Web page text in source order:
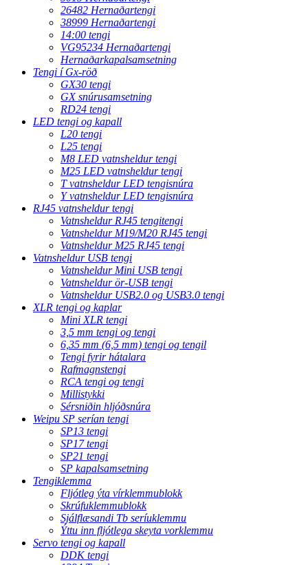
26482 Hernaðartengi
38999 Hernaðartengi
14:00 tengi
VG95234 Hernaðartengi
Hernaðarkapalsamsetning
Tengi í Gx-röð
GX30 tengi
GX snúrusamsetning
RD24 tengi
LED tengi og kapall
L20 tengi
L25 tengi
M8 LED vatnsheldur tengi
M25 LED vatnsheldur tengi
T vatnsheldur LED tengisnúra
Y vatnsheldur LED tengisnúra
RJ45 vatnsheldur tengi
Vatnsheldur RJ45 tengitengi
Vatnsheldur M19/M20 RJ45 tengi
Vatnsheldur M25 RJ45 tengi
Vatnsheldur USB tengi
Vatnsheldur Mini USB tengi
Vatnsheldur ör-USB tengi
Vatnsheldur USB2.0 og USB3.0 tengi
XLR tengi og kaplar
Mini XLR tengi
3,5 mm tengi og tengi
6,35 mm (6,5 mm) tengi og tengil
Tengi fyrir hátalara
Rafmagnstengi
RCA tengi og tengi
Millistykki
Sérsniðin hljóðsnúra
Weipu SP serían tengi
SP13 tengi
SP17 tengi
SP21 tengi
SP kapalsamsetning
Tengiklemma
Fljótleg ýta vírklemmublokk
Skrúfuklemmublokk
Sjálflæsandi Tb seríuklemmu
Ýttu inn fljótlega skeyta vorklemmu
Servo tengi og kapall
DDK tengi